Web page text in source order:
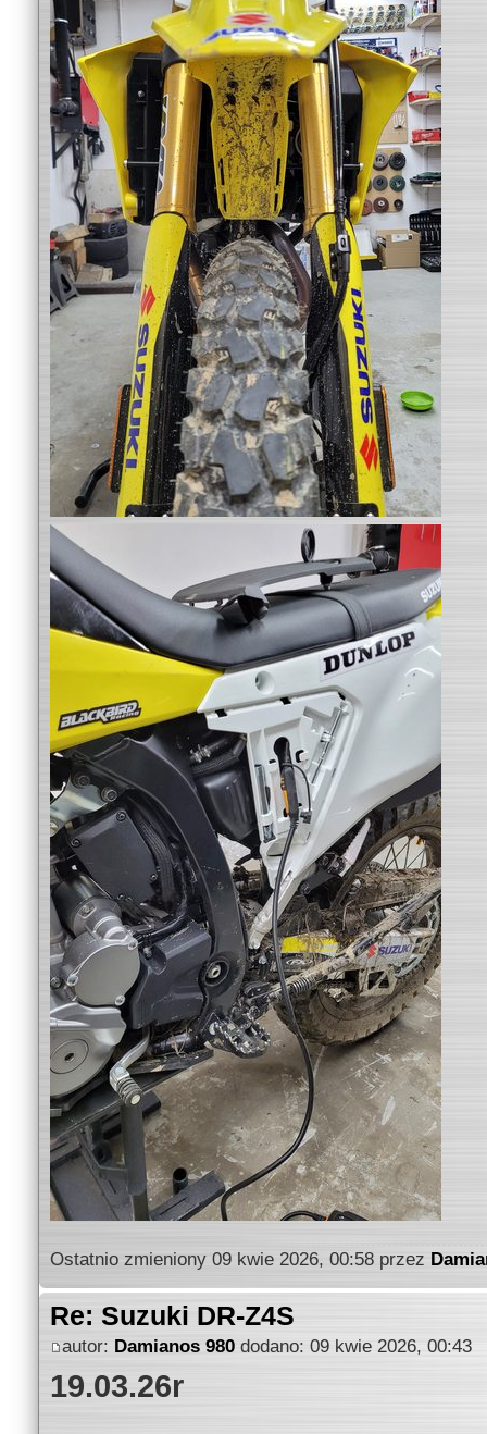
Ostatnio zmieniony 09 kwie 2026, 00:58 przez
Re: Suzuki DR-Z4S
autor: Damianos 980dodano: 09 kwie 2026, 00:43
19.03.26r